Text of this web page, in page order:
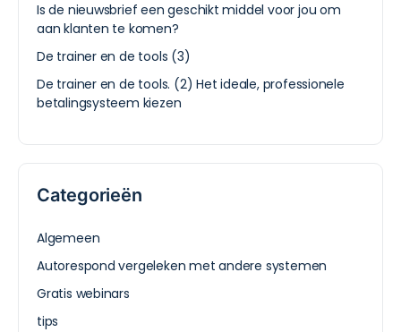
Is de nieuwsbrief een geschikt middel voor jou om
aan klanten te komen?
De trainer en de tools (3)
De trainer en de tools. (2) Het ideale, professionele
betalingsysteem kiezen
Categorieën
Algemeen
Autorespond vergeleken met andere systemen
Gratis webinars
tips